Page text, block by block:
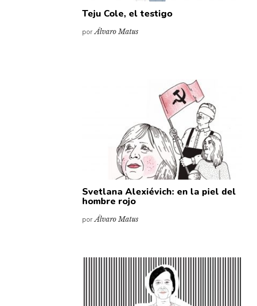
Teju Cole, el testigo
porÁlvaro Matus
Svetlana Alexiévich: en la piel del
hombre rojo
porÁlvaro Matus